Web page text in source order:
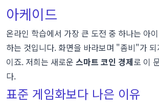
아케이드
온라인 학습에서 가장 큰 도전 중 하나는 아
하는 것입니다. 화면을 바라보며 "좀비"가 되
이죠. 저희는 새로운 스마트 코인 경제로 이
다.
표준 게임화보다 나은 이유